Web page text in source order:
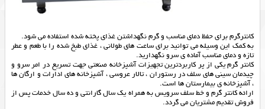
کانترگرم برای حفظ دمای مناسب و گرم نگهداشتن غذای پخته شده استفاده می شود.
به کمک این وسیله می توانید برای ساعت های طولانی ، غذای طبخ شده را با طعم و عطر
تازه و دمای مناسب آماده ی سرو نگهدارید.
کانتر گرم یکی از پر کاربردترین تجهیزات آشپزخانه صنعتی جهت تسریع در امر سرو و
چیدمان سینی های سلف در رستوران ، تالار عروسی ، آشپزخانه های ادارات و ارگان ها
، آشپزخانه ی بیمارستان ها است.
ارائهکانتر گرم وخط سلف سرویسبه همراه یک سال گارانتی و ده سال خدمات پس از
فروش تقدیم مشتریان می گردد.